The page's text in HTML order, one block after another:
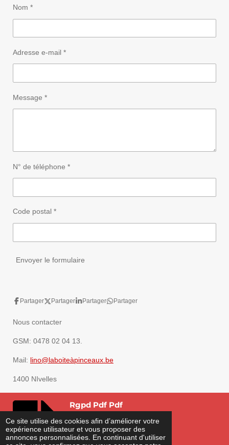
Ce site utilise des cookies afin d’améliorer votre
expérience utilisateur et vous proposer des
annonces personnalisées. En continuant d'utiliser
Nom *
Adresse e-mail *
Message *
N° de téléphone *
Code postal *
Envoyer le formulaire
Partager Partager Partager Partager
Nous contacter
GSM: 0478 02 04 13.
Mail: lino@laboiteàpinceaux.be
1400 NIvelles
Rgpd Pdf Pdf
PDF – 545,8 KB
722 téléchargements